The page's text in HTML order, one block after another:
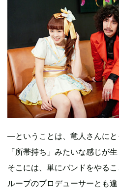
―ということは、竜人さんに
「所帯持ち」みたいな感じが
そこには、単にバンドをやる
ループのプロデューサーとも